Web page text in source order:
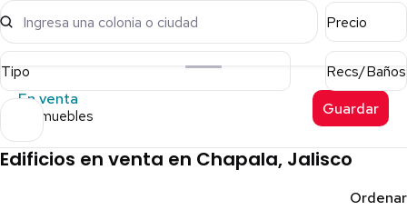
Ingresa una colonia o ciudad Precio
Tipo
Recs/Baños
En venta
9 inmuebles Guardar
Edificios en venta en Chapala, Jalisco
Ordenar